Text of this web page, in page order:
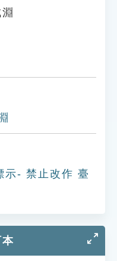
示- 禁止改作 臺